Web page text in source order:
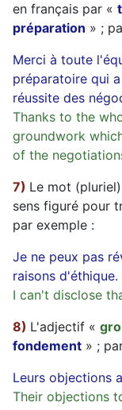
en français par «
préparation » ;
Merci à toute
préparatoire qui
réussite des
Thanks to the
groundwork
of the
7) Le mot
sens figuré pour
par exemple :
Je ne peux pas
raisons d'éthique.
I can't disclose
8) L'adjectif «
fondement » ;
Leurs objections
Their objections